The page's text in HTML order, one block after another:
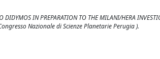
DIDYMOS IN PREPARATION TO THE MILANI/HERA
Nazionale di Scienze Planetarie Perugia ).